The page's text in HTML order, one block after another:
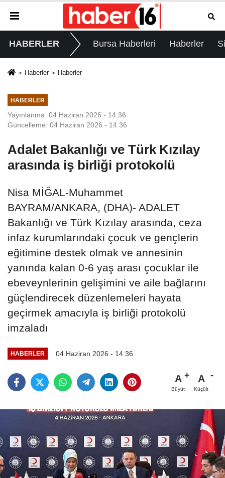
HABERLER Bursa Haberleri Haberler
Haberler Haberler
HABERLER
Yayınlanma: 04 Haziran 2026 - 14:36
Güncelleme: 04 Haziran 2026 - 14:36
Adalet Bakanlığı ve Türk Kızılay
arasında iş birliği protokolü
Nisa MİĞAL-Muhammet
BAYRAM/ANKARA, (DHA)- ADALET
Bakanlığı ve Türk Kızılay arasında, ceza
infaz kurumlarındaki çocuk ve gençlerin
eğitimine destek olmak ve annesinin
yanında kalan 0-6 yaş arası çocuklar ile
ebeveynlerinin gelişimini ve aile bağlarını
güçlendirecek düzenlemeleri hayata
geçirmek amacıyla iş birliği protokolü
imzaladı
HABERLER 04 Haziran 2026 - 14:36
A
Büyüt
A
Küçült